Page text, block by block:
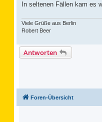
In seltenen Fällen kam es
Viele Grüße aus Berlin
Robert Beer
Antworten
Foren-Übersicht